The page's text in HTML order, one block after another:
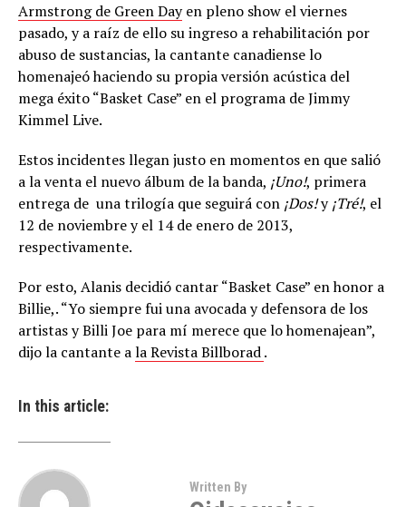
Armstrong de Green Dayen pleno show el viernes
pasado, y a raíz de ello su ingreso a rehabilitación por
abuso de sustancias, la cantante canadiense lo
homenajeó haciendo su propia versión acústica del
mega éxito “Basket Case” en el programa de Jimmy
Kimmel Live.
Estos incidentes llegan justo en momentos en que salió
a la venta el nuevo álbum de la banda, ¡Uno!, primera
entrega de una trilogía que seguirá con ¡Dos!y¡Tré!, el
12 de noviembre y el 14 de enero de 2013,
respectivamente.
Por esto, Alanis decidió cantar “Basket Case” en honor a
Billie,. “Yo siempre fui una avocada y defensora de los
artistas y Billi Joe para mí merece que lo homenajean”,
dijo la cantante ala Revista Billborad.
In this article:
Written By